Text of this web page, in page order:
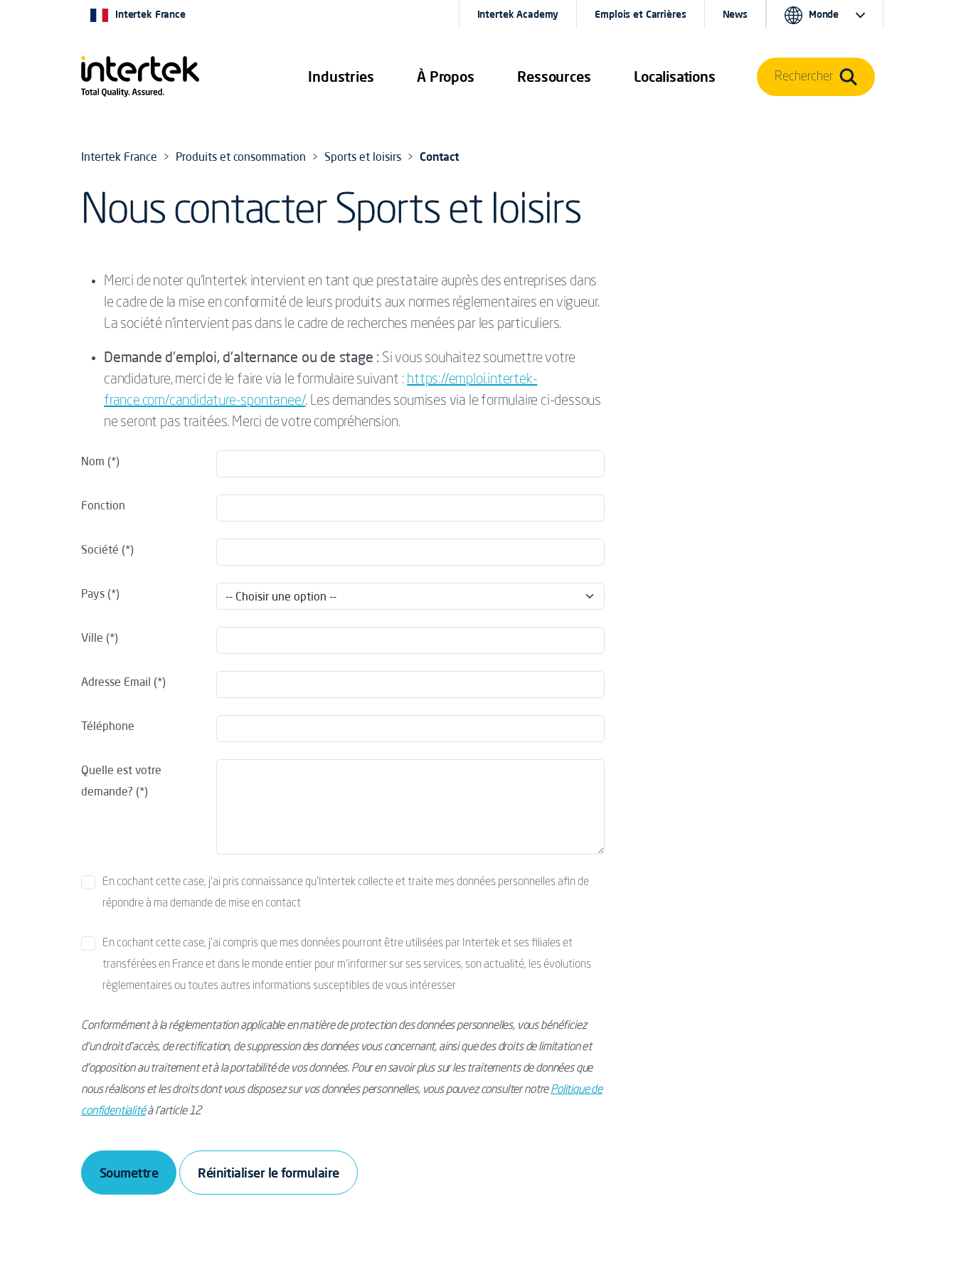
Industries À Propos Ressources Localisations
Intertek France Intertek Academy Emplois et Carrières News Monde
Rechercher
Intertek France Produits et consommation Sports et loisirs Contact
Nous contacter Sports et loisirs
Merci de noter qu’Intertek intervient en tant que prestataire auprès des entreprises dans
le cadre de la mise en conformité de leurs produits aux normes réglementaires en vigueur.
La société n’intervient pas dans le cadre de recherches menées par les particuliers.
Demande d'emploi, d'alternance ou de stage : Si vous souhaitez soumettre votre
candidature, merci de le faire via le formulaire suivant : https://emploi.intertek-
france.com/candidature-spontanee/. Les demandes soumises via le formulaire ci-dessous
ne seront pas traitées. Merci de votre compréhension.
Nom
Fonction
Société
Pays
Ville
Adresse Email
Téléphone
Quelle est votre
demande?
En cochant cette case, j’ai pris connaissance qu’Intertek collecte et traite mes données personnelles afin de
répondre à ma demande de mise en contact
En cochant cette case, j’ai compris que mes données pourront être utilisées par Intertek et ses filiales et
transférées en France et dans le monde entier pour m’informer sur ses services, son actualité, les évolutions
règlementaires ou toutes autres informations susceptibles de vous intéresser
Conformément à la réglementation applicable en matière de protection des données personnelles, vous bénéficiez
d’un droit d’accès, de rectification, de suppression des données vous concernant, ainsi que des droits de limitation et
d’opposition au traitement et à la portabilité de vos données. Pour en savoir plus sur les traitements de données que
nous réalisons et les droits dont vous disposez sur vos données personnelles, vous pouvez consulter notrePolitique de
confidentialitéà l’article 12
Soumettre